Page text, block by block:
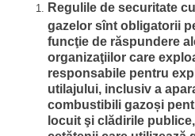
Regulile de securitate
gazelor sînt obligatorii
funcţie de răspundere
organizaţiilor care
responsabile pentru
utilajului, inclusiv a
combustibili gazoși
locuit şi clădirile